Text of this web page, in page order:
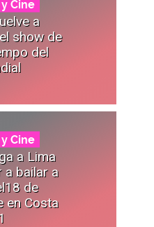
Cine
a
show de
del
Cine
a Lima
a bailar a
de
en Costa